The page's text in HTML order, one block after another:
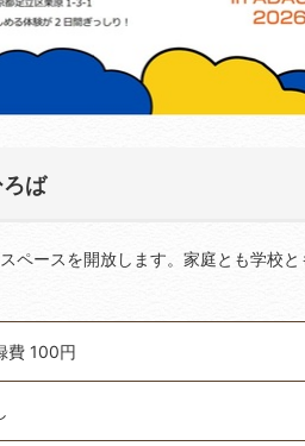
ば
ペースを開放します。家庭とも学校
費 100円